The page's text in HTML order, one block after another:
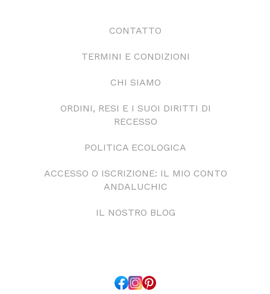
CONTATTO
TERMINI E CONDIZIONI
CHI SIAMO
ORDINI, RESI E I SUOI DIRITTI DI
RECESSO
POLITICA ECOLOGICA
ACCESSO O ISCRIZIONE: IL MIO CONTO
ANDALUCHIC
IL NOSTRO BLOG